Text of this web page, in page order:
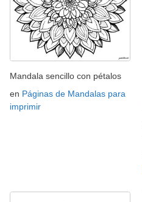
Mandala sencillo con pétalos
en Páginas de Mandalas para
imprimir